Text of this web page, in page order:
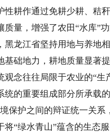
耕作通过免耕少耕、秸
量，增强了农田“水库”
黑龙江省坚持用地与养地
础地力，耕地质量显著提
念往往局限于农业的“
的重要组成部分所承载
保护之间的辩证统一关
“绿水青山”蕴含的生态